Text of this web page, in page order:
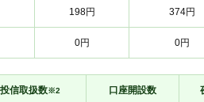
198円 374円
0円 0円
投信取扱数※2 口座開設数